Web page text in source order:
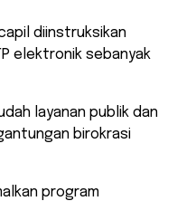
diinstruksikan
elektronik sebanyak
layanan publik dan
birokrasi
program